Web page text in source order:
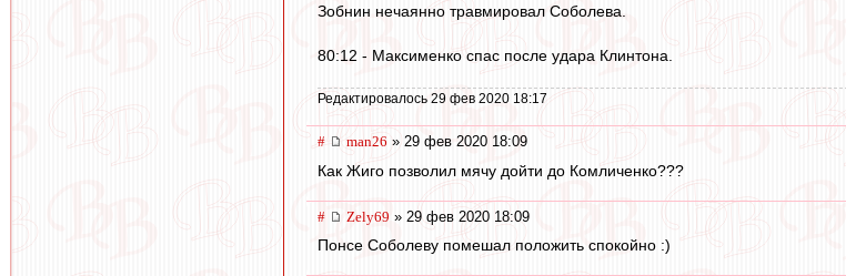
Зобнин нечаянно травмировал Соболева.
80:12 - Максименко спас после удара Клинтона.
Редактировалось 29 фев 2020 18:17
# man26 » 29 фев 2020 18:09
Как Жиго позволил мячу дойти до Комличенко???
# Zely69 » 29 фев 2020 18:09
Понсе Соболеву помешал положить спокойно :)